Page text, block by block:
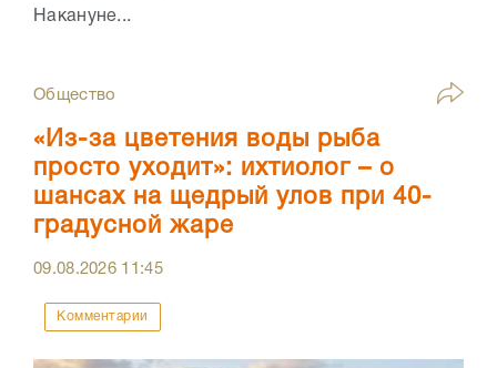
Накануне...
Общество
«Из-за цветения воды рыба
просто уходит»: ихтиолог – о
шансах на щедрый улов при 40-
градусной жаре
09.08.2026 11:45
Комментарии